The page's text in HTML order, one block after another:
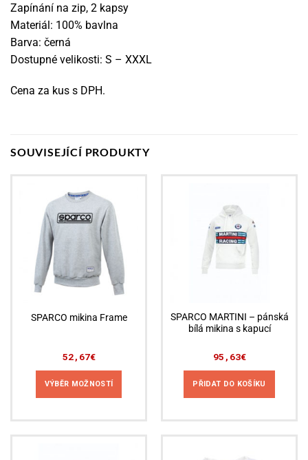
Zapínání na zip, 2 kapsy
Materiál: 100% bavlna
Barva: černá
Dostupné velikosti: S – XXXL
Cena za kus s DPH.
SOUVISEJÍCÍ PRODUKTY
SPARCO mikina Frame
52,67€
VÝBĚR MOŽNOSTÍ
SPARCO MARTINI – pánská
bílá mikina s kapucí
95,63€
PŘIDAT DO KOŠÍKU